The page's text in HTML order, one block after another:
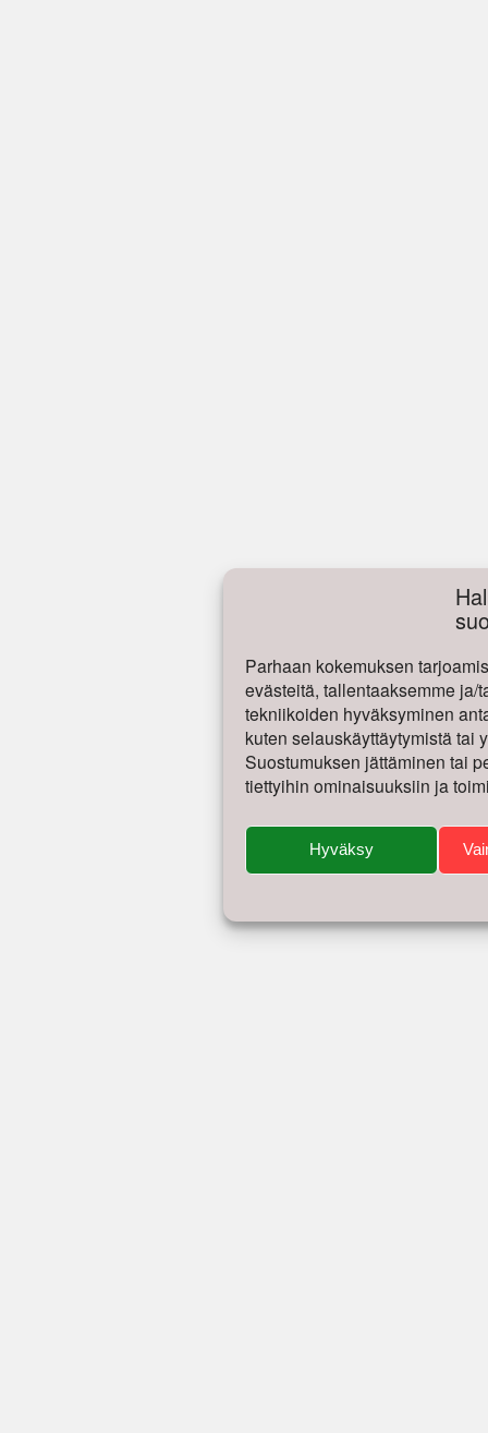
Parhaan kokemuksen
evästeitä, tallentaaksemme ja/
tekniikoiden hyväksyminen
kuten selauskäyttäytymistä tai
Suostumuksen jättäminen tai
tiettyihin ominaisuuksiin ja
Hyväksy